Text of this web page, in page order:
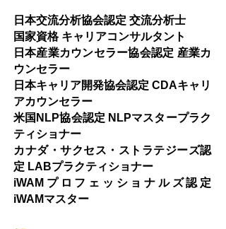
日本交流分析協会認定 交流分析士
国家資格 キャリアコンサルタント
日本産業カウンセラー協会認定 産業カ
ウンセラー
日本キャリア開発協会認定 CDAキャリ
アカウンセラー
米国NLP協会認定 NLPマスタープラク
ティショナー
カナダ・サクセス・ストラテジーズ認
定 LABプラクティショナー
iWAMプロフェッショナルズ認定
iWAMマスター